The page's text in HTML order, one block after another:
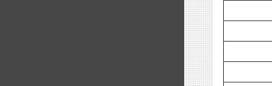
3ПБ
3ПБ
3ПБ
3ПБ